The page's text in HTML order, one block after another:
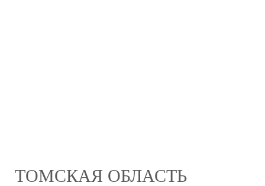
ТОМСКАЯ ОБЛАСТЬ